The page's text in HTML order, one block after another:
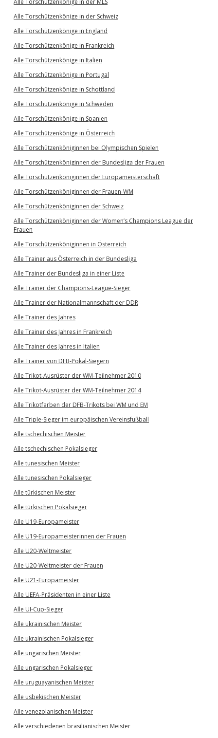
Alle Torschützenkönige in der MLS
Alle Torschützenkönige in der Schweiz
Alle Torschützenkönige in England
Alle Torschützenkönige in Frankreich
Alle Torschützenkönige in Italien
Alle Torschützenkönige in Portugal
Alle Torschützenkönige in Schottland
Alle Torschützenkönige in Schweden
Alle Torschützenkönige in Spanien
Alle Torschützenkönige in Österreich
Alle Torschützenköniginnen bei Olympischen Spielen
Alle Torschützenköniginnen der Bundesliga der Frauen
Alle Torschützenköniginnen der Europameisterschaft
Alle Torschützenköniginnen der Frauen-WM
Alle Torschützenköniginnen der Schweiz
Alle Torschützenköniginnen der Women’s Champions League der
Frauen
Alle Torschützenköniginnen in Österreich
Alle Trainer aus Österreich in der Bundesliga
Alle Trainer der Bundesliga in einer Liste
Alle Trainer der Champions-League-Sieger
Alle Trainer der Nationalmannschaft der DDR
Alle Trainer des Jahres
Alle Trainer des Jahres in Frankreich
Alle Trainer des Jahres in Italien
Alle Trainer von DFB-Pokal-Siegern
Alle Trikot-Ausrüster der WM-Teilnehmer 2010
Alle Trikot-Ausrüster der WM-Teilnehmer 2014
Alle Trikotfarben der DFB-Trikots bei WM und EM
Alle Triple-Sieger im europäischen Vereinsfußball
Alle tschechischen Meister
Alle tschechischen Pokalsieger
Alle tunesischen Meister
Alle tunesischen Pokalsieger
Alle türkischen Meister
Alle türkischen Pokalsieger
Alle U19-Europameister
Alle U19-Europameisterinnen der Frauen
Alle U20-Weltmeister
Alle U20-Weltmeister der Frauen
Alle U21-Europameister
Alle UEFA-Präsidenten in einer Liste
Alle UI-Cup-Sieger
Alle ukrainischen Meister
Alle ukrainischen Pokalsieger
Alle ungarischen Meister
Alle ungarischen Pokalsieger
Alle uruguayanischen Meister
Alle usbekischen Meister
Alle venezolanischen Meister
Alle verschiedenen brasilianischen Meister